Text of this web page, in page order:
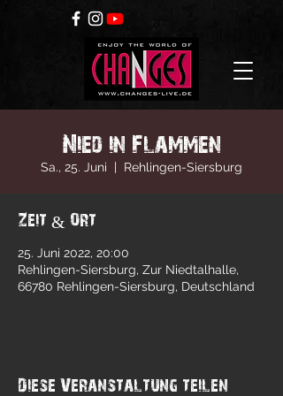
Nied in Flammen
Sa., 25. Juni
  |
Rehlingen-Siersburg
Zeit & Ort
25. Juni 2022, 20:00
Rehlingen-Siersburg, Zur Niedtalhalle,
66780 Rehlingen-Siersburg, Deutschland
Diese Veranstaltung teilen